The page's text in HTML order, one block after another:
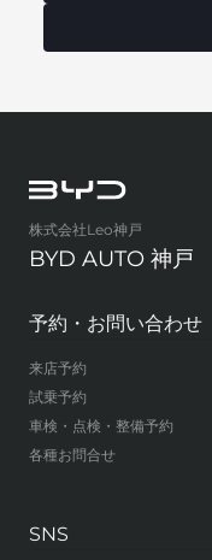
株式会社Leo神戸
BYD AUTO 神戸
予約・お問い合わせ
来店予約
試乗予約
車検・点検・整備予約
各種お問合せ
SNS